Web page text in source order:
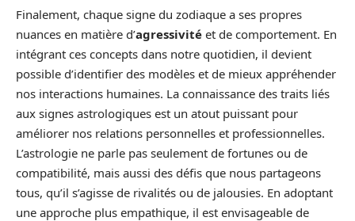
Finalement, chaque signe du zodiaque a ses propres
nuances en matière d’agressivité et de comportement. En
intégrant ces concepts dans notre quotidien, il devient
possible d’identifier des modèles et de mieux appréhender
nos interactions humaines. La connaissance des traits liés
aux signes astrologiques est un atout puissant pour
améliorer nos relations personnelles et professionnelles.
L’astrologie ne parle pas seulement de fortunes ou de
compatibilité, mais aussi des défis que nous partageons
tous, qu’il s’agisse de rivalités ou de jalousies. En adoptant
une approche plus empathique, il est envisageable de